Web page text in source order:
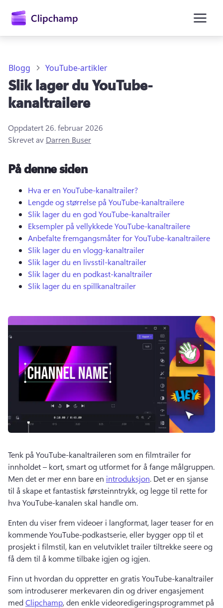
Prøv gratis
Blogg YouTube-artikler
Slik lager du YouTube-
kanaltrailere
Oppdatert 26. februar 2026
Skrevet av Darren Buser
På denne siden
Hva er en YouTube-kanaltrailer?
Lengde og størrelse på YouTube-kanaltrailere
Slik lager du en god YouTube-kanaltrailer
Eksempler på vellykkede YouTube-kanaltrailere
Anbefalte fremgangsmåter for YouTube-kanaltrailere
Slik lager du en vlogg-kanaltrailer
Slik lager du en livsstil-kanaltrailer
Slik lager du en podkast-kanaltrailer
Slik lager du en spillkanaltrailer
Tenk på YouTube-kanaltraileren som en filmtrailer for
Men det er mer enn bare en introduksjon. Det er en sjanse
til å skape et fantastisk førsteinntrykk, og legge til rette for
hva YouTube-kanalen skal handle om.
Enten du viser frem videoer i langformat, lager teaser for en
kommende YouTube-podkastserie, eller bygger opp til et
prosjekt i filmstil, kan en velutviklet trailer tiltrekke seere og
få dem til å komme tilbake igjen og igjen.
Finn ut hvordan du oppretter en gratis YouTube-kanaltrailer
som introduserer merkevaren din og driver engasjement
med Clipchamp, den enkle videoredigeringsprogrammet på